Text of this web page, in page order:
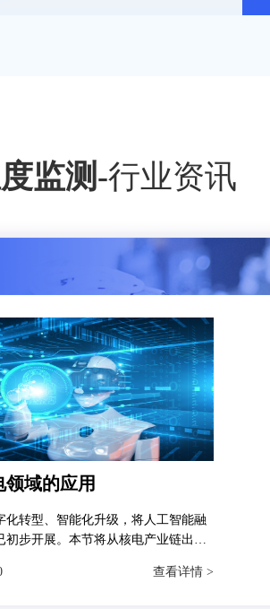
监测 -行业资讯
领域的应用
化转型、智能化升级，将人工智能融
初步开展。本节将从核电产业链出
典型应用进行介绍。
查看详情 >